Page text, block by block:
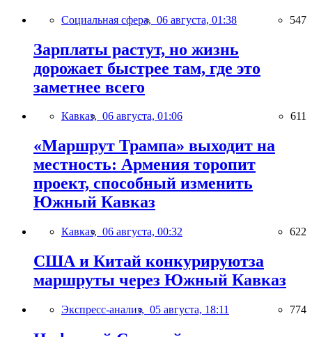
Социальная сфера, 06 августа, 01:38 547
Зарплаты растут, но жизнь
дорожает быстрее там, где это
заметнее всего
Кавказ, 06 августа, 01:06 611
«Маршрут Трампа» выходит на
местность: Армения торопит
проект, способный изменить
Южный Кавказ
Кавказ, 06 августа, 00:32 622
США и Китай конкурируютза
маршруты через Южный Кавказ
Экспресс-анализ, 05 августа, 18:11 774